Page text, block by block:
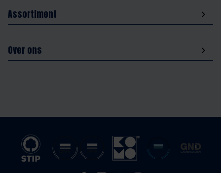
Assortiment
Over ons